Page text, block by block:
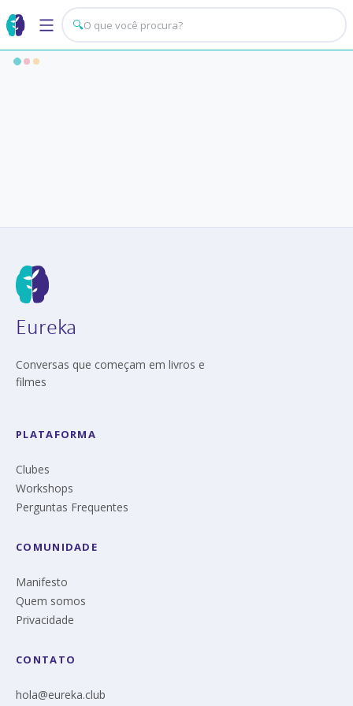
🔍
Eureka
Conversas que começam em livros e
filmes
PLATAFORMA
Clubes
Workshops
Perguntas Frequentes
COMUNIDADE
Manifesto
Quem somos
Privacidade
CONTATO
hola@eureka.club